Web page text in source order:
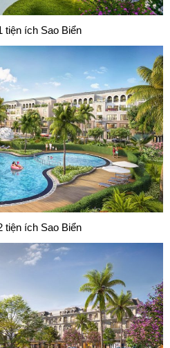
tiện ích Sao Biển
tiện ích Sao Biển